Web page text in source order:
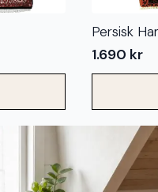
Persisk
1.690 kr